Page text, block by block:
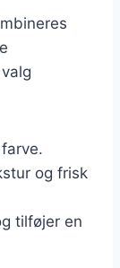
og frisk
tilføjer en